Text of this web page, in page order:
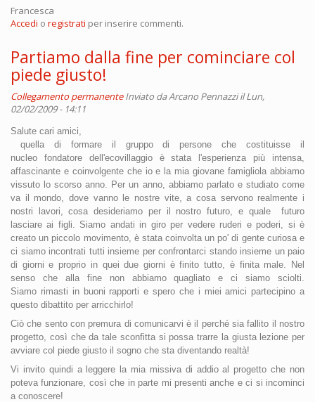
Francesca
Accedi o registrati per inserire commenti.
Partiamo dalla fine per cominciare col
piede giusto!
Collegamento permanente Inviato daArcano Pennazziil Lun,
02/02/2009 - 14:11
Salute cari amici,
quella di formare il gruppo di persone che costituisse il
nucleo fondatore dell'ecovillaggio è stata l'esperienza più intensa,
affascinante e coinvolgente che io e la mia giovane famigliola abbiamo
vissuto lo scorso anno. Per un anno, abbiamo parlato e studiato come
va il mondo, dove vanno le nostre vite, a cosa servono realmente i
nostri lavori, cosa desideriamo per il nostrofuturo, e quale
futuro
lasciare ai figli. Siamo andati in giro per vedere ruderi e poderi, si è
creato un piccolo movimento, è stata coinvolta un po' di gente curiosa e
ci siamo incontrati tutti insieme per confrontarci stando insieme un paio
di giorni e proprio in quei due giorni è finito tutto, è finita male. Ne
senso che alla fine non abbiamo quagliato e ci siamo sciolti.
Siamo rimasti in buoni rapporti e spero che i miei amici partecipino a
questo dibattito per arricchirlo!
Ciò che sento con premura di comunicarvi è il perché sia fallito il nostro
progetto, così che da tale sconfitta si possa trarre la giusta lezione per
avviare col piede giusto il sogno che sta diventando realtà!
Vi invito quindi a leggere la mia missiva di addio al progetto che non
poteva funzionare, così che in parte mi presenti anche e ci si incominci
a conoscere!